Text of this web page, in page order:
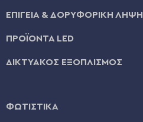
ΕΠΙΓΕΙΑ & ΔΟΡΥΦΟΡΙΚΗ ΛΗΨΗ
ΠΡΟΪΟΝΤΑ LED
ΔΙΚΤΥΑΚΟΣ ΕΞΟΠΛΙΣΜΟΣ
ΦΩΤΙΣΤΙΚΑ